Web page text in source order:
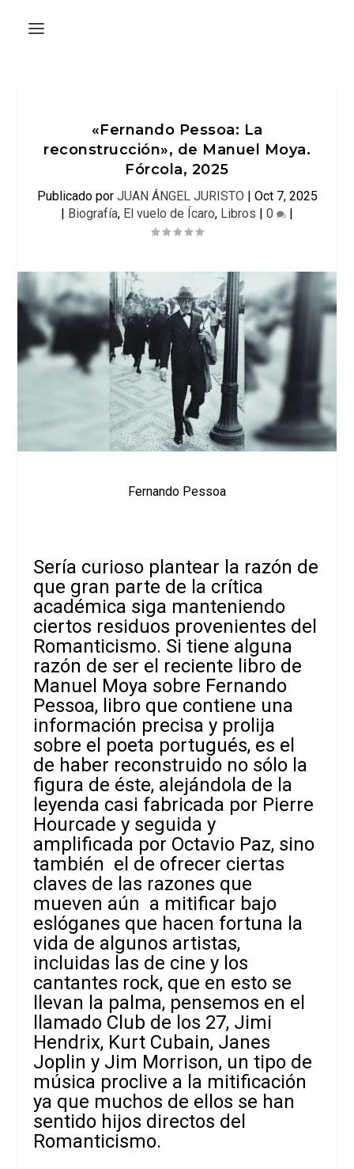
«Fernando Pessoa: La
reconstrucción», de Manuel Moya.
Fórcola, 2025
Publicado por JUAN ÁNGEL JURISTO | Oct 7, 2025
| Biografía, El vuelo de Ícaro, Libros | 0 |
Fernando Pessoa
Sería curioso plantear la razón de
que gran parte de la crítica
académica siga manteniendo
ciertos residuos provenientes del
Romanticismo. Si tiene alguna
razón de ser el reciente libro de
Manuel Moya sobre Fernando
Pessoa, libro que contiene una
información precisa y prolija
sobre el poeta portugués, es el
de haber reconstruido no sólo la
figura de éste, alejándola de la
leyenda casi fabricada por Pierre
Hourcade y seguida y
amplificada por Octavio Paz, sino
también el de ofrecer ciertas
claves de las razones que
mueven aún a mitificar bajo
eslóganes que hacen fortuna la
vida de algunos artistas,
incluidas las de cine y los
cantantes rock, que en esto se
llevan la palma, pensemos en el
llamado Club de los 27, Jimi
Hendrix, Kurt Cubain, Janes
Joplin y Jim Morrison, un tipo de
música proclive a la mitificación
ya que muchos de ellos se han
sentido hijos directos del
Romanticismo.